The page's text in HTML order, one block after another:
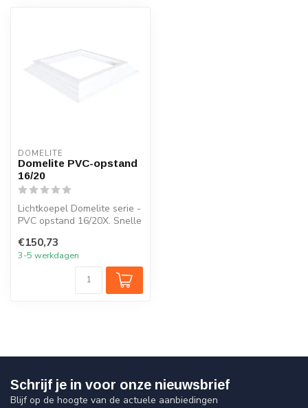
DOMELITE
Domelite PVC-opstand
16/20
Lichtkoepel Domelite serie -
PVC opstand 16/20X. Snelle
€150,73
3-5 werkdagen
Schrijf je in voor onze nieuwsbrief
Blijf op de hoogte van de actuele aanbiedingen